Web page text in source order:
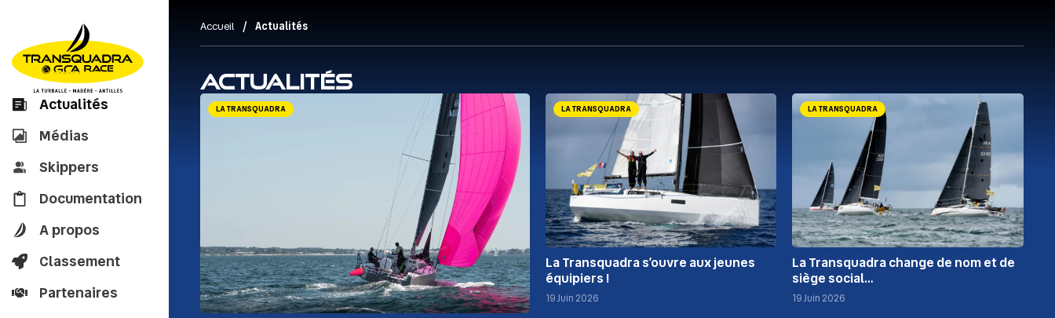
Actualités
Médias
Skippers
Documentation
A propos
Classement
Partenaires
Accueil / Actualités
Actualités
LA TRANSQUADRA LA TRANSQUADRA
La Transquadra s’ouvre aux jeunes
équipiers !
19 Juin 2026
LA TRANSQUADRA
La Transquadra change de nom et de
siège social…
19 Juin 2026